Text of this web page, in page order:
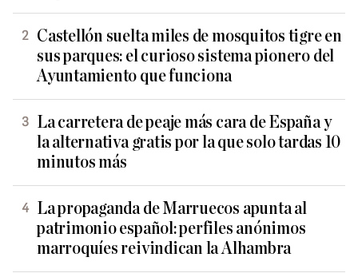
Castellón suelta miles de mosquitos tigre en
sus parques: el curioso sistema pionero del
Ayuntamiento que funciona
La carretera de peaje más cara de España y
la alternativa gratis por la que solo tardas 10
minutos más
La propaganda de Marruecos apunta al
patrimonio español: perfiles anónimos
marroquíes reivindican la Alhambra